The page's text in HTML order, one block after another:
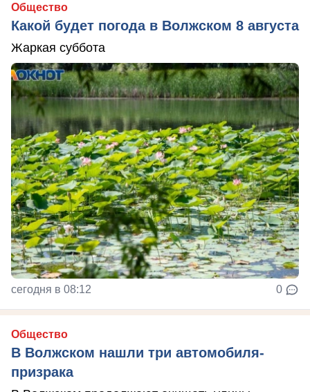
Общество
Какой будет погода в Волжском 8 августа
Жаркая суббота
сегодня в 08:12 0
Общество
В Волжском нашли три автомобиля-
призрака